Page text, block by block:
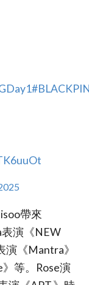
帶來
表演《NEW
《Mantra》
》等。Rose演